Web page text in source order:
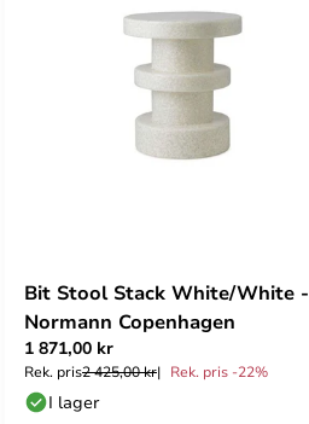
Bit Stool Stack White/White -
Normann Copenhagen
1 871,00 kr
Rek. pris2 425,00 kr Rek. pris -22%
I lager